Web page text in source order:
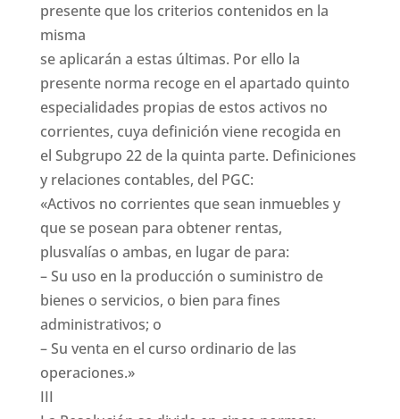
presente que los criterios contenidos en la
misma
se aplicarán a estas últimas. Por ello la
presente norma recoge en el apartado quinto
especialidades propias de estos activos no
corrientes, cuya definición viene recogida en
el Subgrupo 22 de la quinta parte. Definiciones
y relaciones contables, del PGC:
«Activos no corrientes que sean inmuebles y
que se posean para obtener rentas,
plusvalías o ambas, en lugar de para:
– Su uso en la producción o suministro de
bienes o servicios, o bien para fines
administrativos; o
– Su venta en el curso ordinario de las
operaciones.»
III